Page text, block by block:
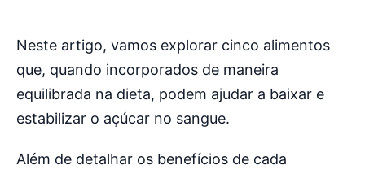
Neste artigo, vamos explorar cinco alimentos
que, quando incorporados de maneira
equilibrada na dieta, podem ajudar a baixar e
estabilizar o açúcar no sangue.
Além de detalhar os benefícios de cada